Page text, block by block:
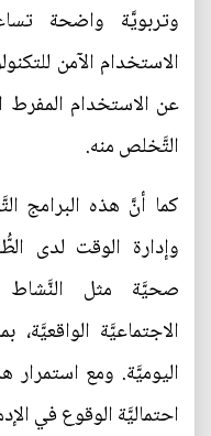
وتربويَّة واضحة
الاستخدام الآمن
عن الاستخدام
التَّخلص منه.
كما أنَّ هذه البرامج
وإدارة الوقت لدى
صحيَّة مثل النَّشاط
الاجتماعيَّة
اليوميَّة. ومع استمرار
احتماليَّة الوقوع في